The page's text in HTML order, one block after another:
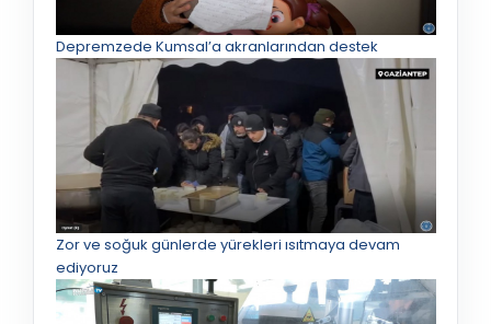
Depremzede Kumsal’a akranlarından destek
Zor ve soğuk günlerde yürekleri ısıtmaya devam
ediyoruz